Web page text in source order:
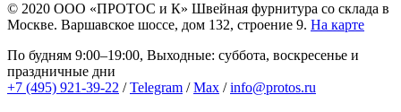
© 2020 ООО «ПРОТОС и К» Швейная фурнитура со склада в
Москве. Варшавское шоссе, дом 132, строение 9. На карте
По будням 9:00–19:00, Выходные: суббота, воскресенье и
праздничные дни
+7 (495) 921-39-22 /Telegram /Max /info@protos.ru